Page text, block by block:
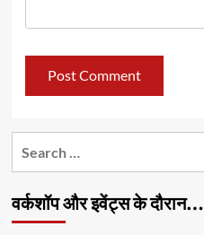
वर्कशॉप और इवेंट्स के दौरान…